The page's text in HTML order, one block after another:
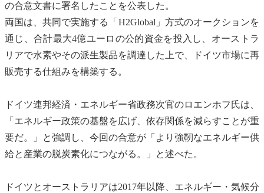
の合意文書に署名したことを公表した。
両国は、共同で実施する「H2Global」方式のオークションを
通じ、合計最大4億ユーロの公的資金を投入し、オーストラ
リアで水素やその派生製品を調達した上で、ドイツ市場に再
販売する仕組みを構築する。
ドイツ連邦経済・エネルギー省政務次官のロエンホフ氏は、
「エネルギー政策の基盤を広げ、依存関係を減らすことが重
要だ。」と強調し、今回の合意が「より強靭なエネルギー供
給と産業の脱炭素化につながる。」と述べた。
ドイツとオーストラリアは2017年以降、エネルギー・気候分